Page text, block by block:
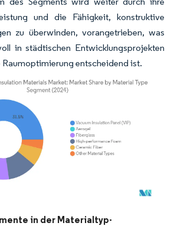
und die Fähigkeit, konstruktive
zu überwinden, vorangetrieben, was
in städtischen Entwicklungsprojekten
entscheidend ist.
Wiederverwendung erfordert Namensnennung gemäß
in der Materialtyp-